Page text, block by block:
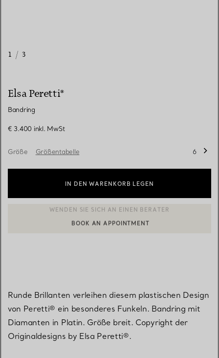
1 / 3
Elsa Peretti®
Bandring
€ 3.400 inkl. MwSt
Größe Größentabelle 6
IN DEN WARENKORB LEGEN
EINEN KUNDENBERATER KONTAKTIEREN ODER EINEN
Runde Brillanten verleihen diesem plastischen Design
von Peretti® ein besonderes Funkeln. Bandring mit
Diamanten in Platin. Größe breit. Copyright der
Originaldesigns by Elsa Peretti®.